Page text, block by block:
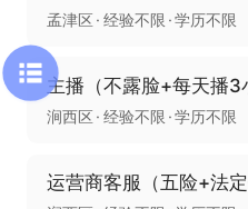
孟津区 经验不限 学历不限
涧西区 经验不限 学历不限
运营商客服（五险+法定